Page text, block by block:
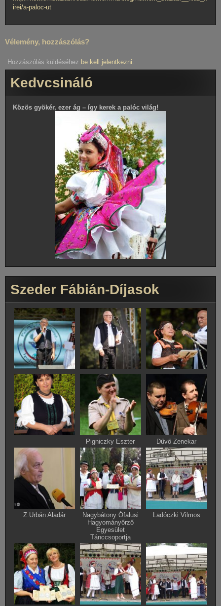
irei/a-paloc-ut
Vélemény, hozzászólás?
Hozzászólás küldéséhez be kell jelentkezni.
Kedvcsináló
Közös gyökér, ezer ág – így kerek a palóc világ!
Szeder Fábián-Díjasok
Pigniczky Eszter Dűvő Zenekar
Z.Urbán Aladár
Nagybátony Ófalusi
Hagyományőrző
Egyesület
Tánccsoportja
Ladóczki Vilmos